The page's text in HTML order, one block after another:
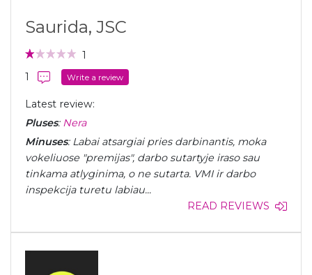
Saurida, JSC
1
1
Write a review
Latest review:
Pluses: Nera
Minuses: Labai atsargiai pries darbinantis, moka
vokeliuose "premijas", darbo sutartyje iraso sau
tinkama atlyginima, o ne sutarta. VMI ir darbo
inspekcija turetu labiau...
READ REVIEWS